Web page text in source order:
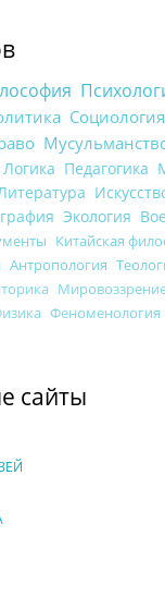
Социология
Логика Педагогика
Экология
Китайская
Антропология
Феноменология
сайты